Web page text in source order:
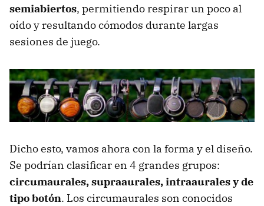
semiabiertos, permitiendo respirar un poco al
oído y resultando cómodos durante largas
sesiones de juego.
Dicho esto, vamos ahora con la forma y el diseño.
Se podrían clasificar en 4 grandes grupos:
circumaurales, supraaurales, intraaurales y de
tipo botón. Los circumaurales son conocidos